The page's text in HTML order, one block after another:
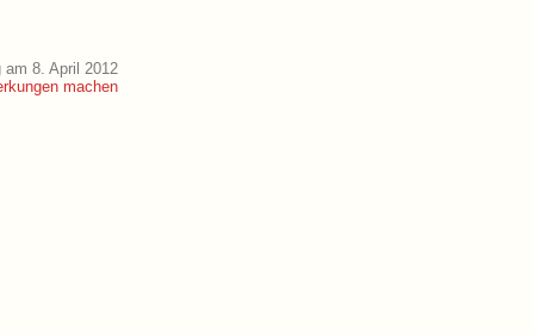
am 8. April 2012